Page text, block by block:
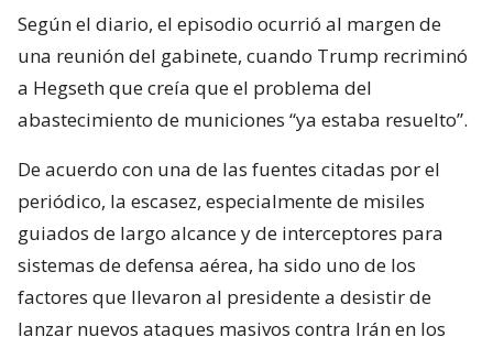
Según el diario, el episodio ocurrió al margen de
una reunión del gabinete, cuando Trump recriminó
a Hegseth que creía que el problema del
abastecimiento de municiones “ya estaba resuelto”.
De acuerdo con una de las fuentes citadas por el
periódico, la escasez, especialmente de misiles
guiados de largo alcance y de interceptores para
sistemas de defensa aérea, ha sido uno de los
factores que llevaron al presidente a desistir de
lanzar nuevos ataques masivos contra Irán en los